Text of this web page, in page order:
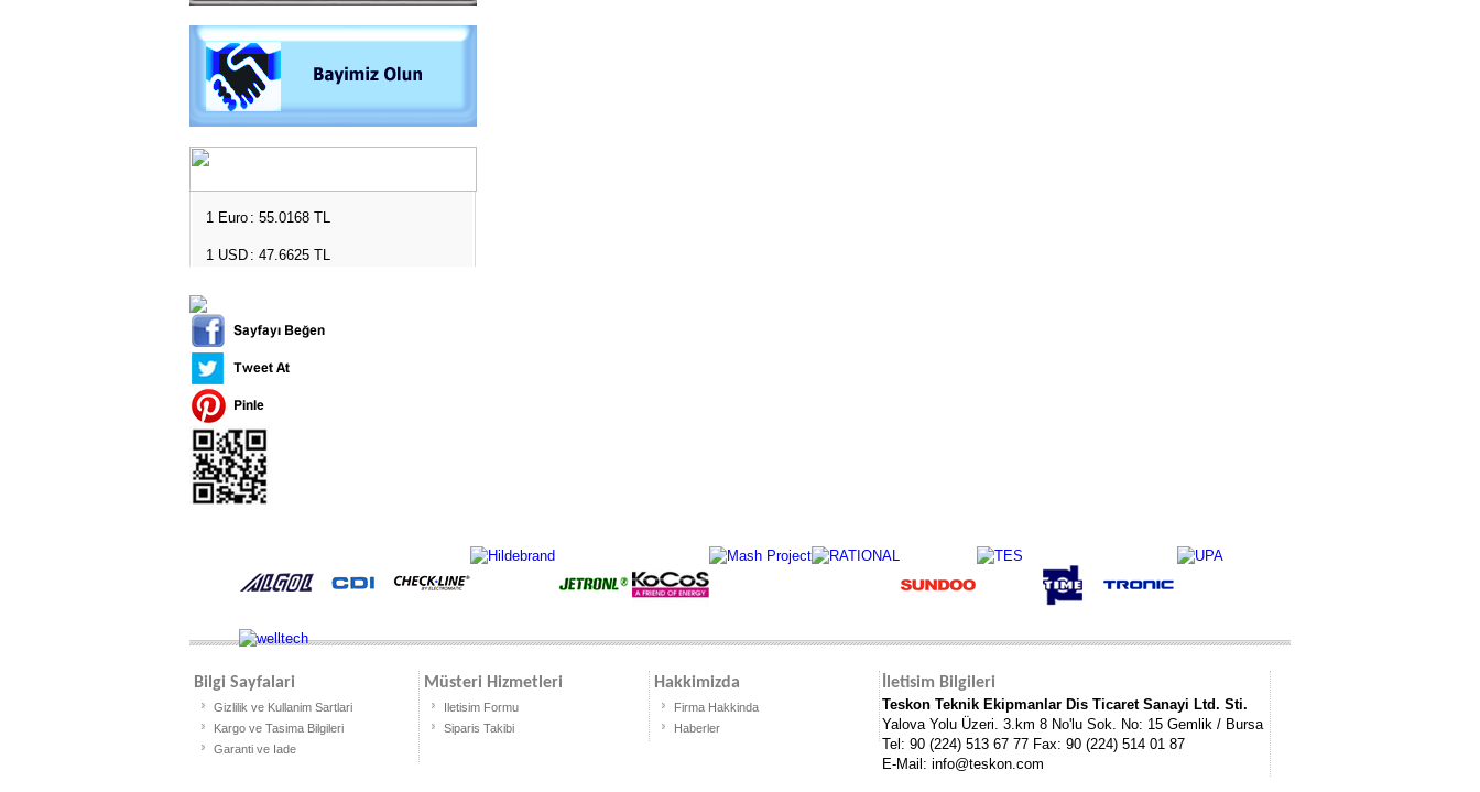
1 Euro : 55.0168 TL
1 USD : 47.6625 TL
Bilgi Sayfalari
Gizlilik ve Kullanim Sartlari
Kargo ve Tasima Bilgileri
Garanti ve Iade
Müsteri Hizmetleri
Iletisim Formu
Siparis Takibi
Hakkimizda
Firma Hakkinda
Haberler
İletisim Bilgileri
Teskon Teknik Ekipmanlar Dis Ticaret Sanayi Ltd. Sti.
Yalova Yolu Üzeri. 3.km 8 No'lu Sok. No: 15 Gemlik / Bursa
Tel: 90 (224) 513 67 77 Fax: 90 (224) 514 01 87
E-Mail: info@teskon.com